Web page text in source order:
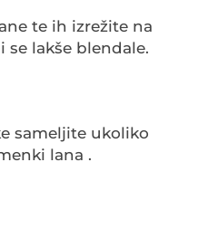
te ih izrežite na
se lakše blendale.
sameljite ukoliko
lana .